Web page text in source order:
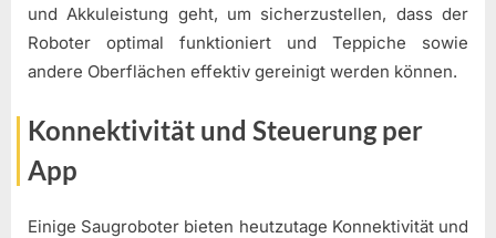
und Akkuleistung geht, um sicherzustellen, dass der
Roboter optimal funktioniert und Teppiche sowie
andere Oberflächen effektiv gereinigt werden können.
Konnektivität und Steuerung per
App
Einige Saugroboter bieten heutzutage Konnektivität und